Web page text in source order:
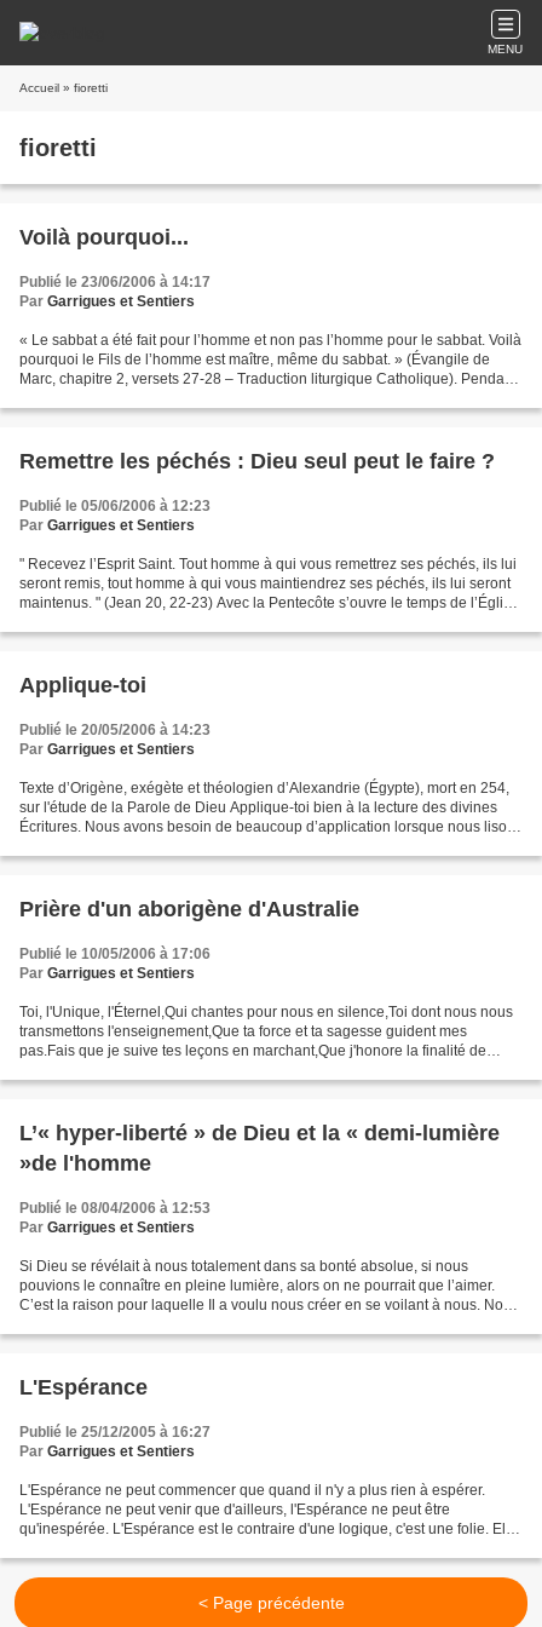
MENU
Accueil » fioretti
fioretti
Voilà pourquoi...
Publié le 23/06/2006 à 14:17
Par Garrigues et Sentiers
« Le sabbat a été fait pour l’homme et non pas l’homme pour le sabbat. Voilà
pourquoi le Fils de l’homme est maître, même du sabbat. » (Évangile de
Marc, chapitre 2, versets 27-28 – Traduction liturgique Catholique). Pendant
Remettre les péchés : Dieu seul peut le faire ?
Publié le 05/06/2006 à 12:23
Par Garrigues et Sentiers
" Recevez l’Esprit Saint. Tout homme à qui vous remettrez ses péchés, ils lui
seront remis, tout homme à qui vous maintiendrez ses péchés, ils lui seront
maintenus. " (Jean 20, 22-23) Avec la Pentecôte s’ouvre le temps de l’Église
Applique-toi
Publié le 20/05/2006 à 14:23
Par Garrigues et Sentiers
Texte d’Origène, exégète et théologien d’Alexandrie (Égypte), mort en 254,
sur l'étude de la Parole de Dieu Applique-toi bien à la lecture des divines
Écritures. Nous avons besoin de beaucoup d’application lorsque nous lisons
Prière d'un aborigène d'Australie
Publié le 10/05/2006 à 17:06
Par Garrigues et Sentiers
Toi, l'Unique, l'Éternel,Qui chantes pour nous en silence,Toi dont nous nous
transmettons l'enseignement,Que ta force et ta sagesse guident mes
pas.Fais que je suive tes leçons en marchant,Que j'honore la finalité de
L’« hyper-liberté » de Dieu et la « demi-lumière
»de l'homme
Publié le 08/04/2006 à 12:53
Par Garrigues et Sentiers
Si Dieu se révélait à nous totalement dans sa bonté absolue, si nous
pouvions le connaître en pleine lumière, alors on ne pourrait que l’aimer.
C’est la raison pour laquelle Il a voulu nous créer en se voilant à nous. Nous
L'Espérance
Publié le 25/12/2005 à 16:27
Par Garrigues et Sentiers
L'Espérance ne peut commencer que quand il n'y a plus rien à espérer.
L'Espérance ne peut venir que d'ailleurs, l'Espérance ne peut être
qu'inespérée. L'Espérance est le contraire d'une logique, c'est une folie. Elle
< Page précédente